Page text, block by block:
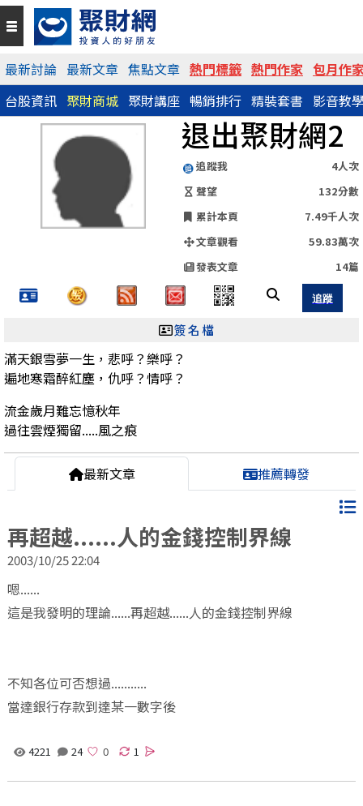
最新討論 最新文章 焦點文章 熱門標籤 熱門作家 包月作
台股資訊 聚財商城 聚財講座 暢銷排行 精裝套書 影音教
退出聚財網2
追蹤我
4人次
聲望
132分數
累計本頁
7.49千人次
文章觀看
59.83萬次
發表文章
14篇
QR Code
https://www.wearn.com/blog.asp?id=12437
分享網址
簽名檔
滿天銀雪夢一生，悲呼？樂呼？
遍地寒霜醉紅塵，仇呼？情呼？
流金歲月難忘憶秋年
過往雲煙獨留.....風之痕
最新文章 推薦轉發
再超越......人的金錢控制界線
2003/10/25 22:04
嗯......
這是我發明的理論......再超越......人的金錢控制界線
不知各位可否想過...........
當達銀行存款到達某一數字後
4221 24 1